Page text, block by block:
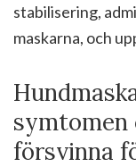
stabilisering,
maskarna, och
försvinna